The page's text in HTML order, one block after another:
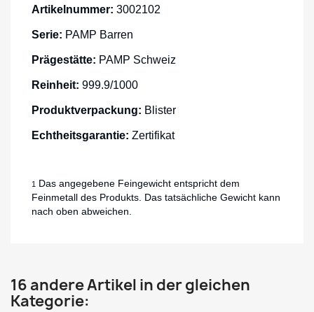
Artikelnummer: 3002102
Serie: PAMP Barren
Prägestätte: PAMP Schweiz
Reinheit: 999.9/1000
Produktverpackung: Blister
Echtheitsgarantie: Zertifikat
1 Das angegebene Feingewicht entspricht dem
Feinmetall des Produkts. Das tatsächliche Gewicht kann
nach oben abweichen.
16 andere Artikel in der gleichen
Kategorie: